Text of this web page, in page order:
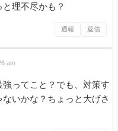
理不尽かも？
通報 返信
am
ってこと？でも、対策す
いかな？ちょっと大げさ